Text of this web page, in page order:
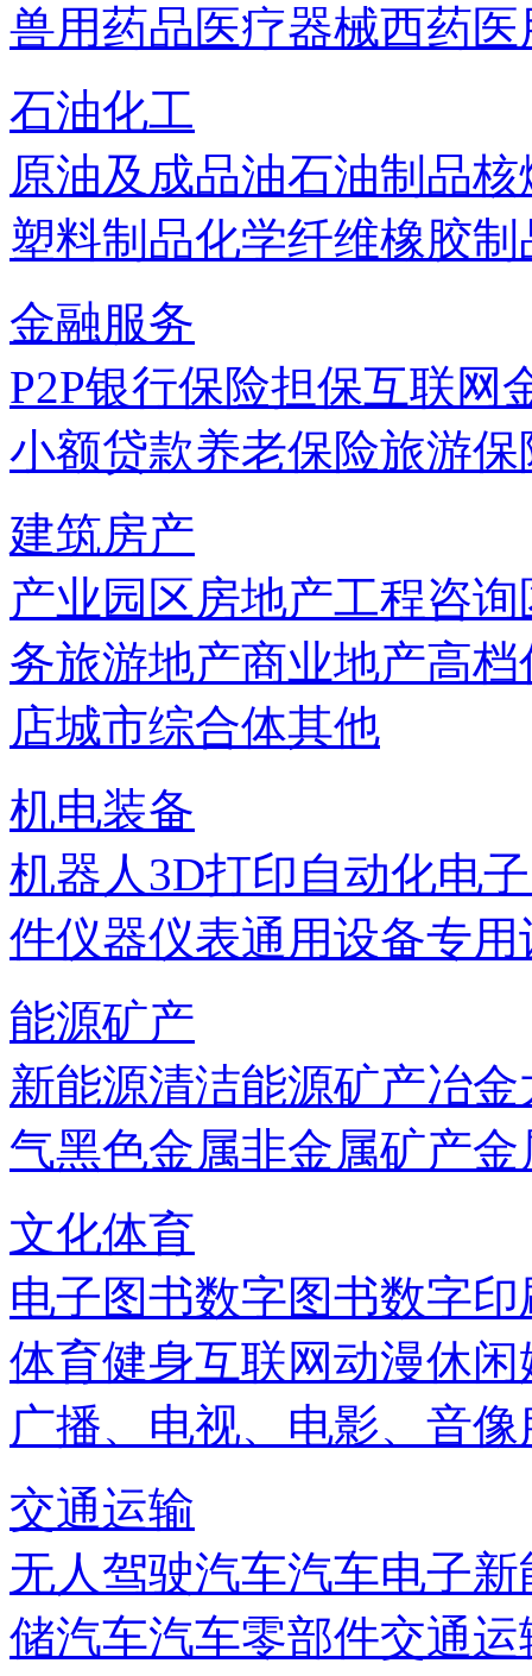
兽用药品医疗器械西药
石油化工
原油及成品油石油制品核
塑料制品化学纤维橡胶制
金融服务
P2P银行保险担保互联网
小额贷款养老保险旅游保
建筑房产
产业园区房地产工程咨询
务旅游地产商业地产高档
店城市综合体其他
机电装备
机器人3D打印自动化电
件仪器仪表通用设备专用
能源矿产
新能源清洁能源矿产冶金
气黑色金属非金属矿产金
文化体育
电子图书数字图书数字印
体育健身互联网动漫休闲
广播、电视、电影、音像
交通运输
无人驾驶汽车汽车电子新
储汽车汽车零部件交通